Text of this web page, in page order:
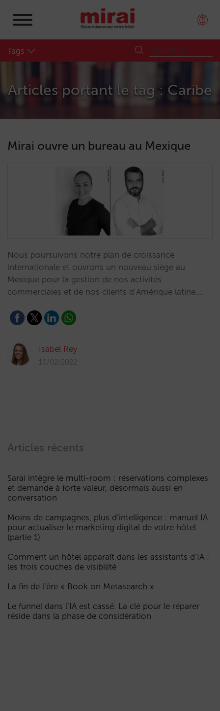
Tags
Articles portant le tag : Caribe
Mirai ouvre un bureau au Mexique
Nous poursuivons notre plan de croissance
internationale et ouvrons un nouveau siège au
Mexique pour la gestion de nos activités
commerciales et de nos clients d’Amérique latine.…
Isabel Rey
10/02/2022
Articles récents
Sarai intègre le multi-room : réservations complexes
et demande à forte valeur, désormais aussi en
conversation
Moins de campagnes, plus d’intelligence : manuel IA
pour actualiser le marketing digital de votre hôtel
(partie 1)
Comment un hôtel apparaît dans les assistants d’IA :
les trois couches de visibilité
La fin de l’ère « Book on Metasearch »
Le funnel dans l’IA est cassé. La clé pour le réparer
réside dans la phase de considération